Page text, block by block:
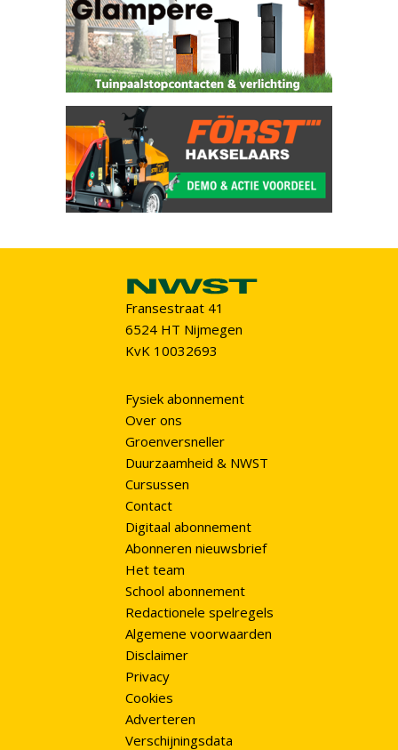
Fransestraat 41
6524 HT Nijmegen
KvK 10032693
Fysiek abonnement
Over ons
Groenversneller
Duurzaamheid & NWST
Cursussen
Contact
Digitaal abonnement
Abonneren nieuwsbrief
Het team
School abonnement
Redactionele spelregels
Algemene voorwaarden
Disclaimer
Privacy
Cookies
Adverteren
Verschijningsdata